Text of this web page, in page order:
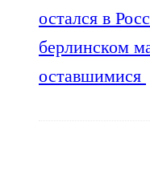
остался в
берлинском
оставшимися